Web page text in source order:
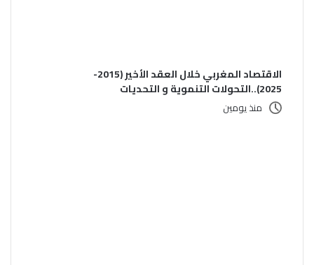
الاقتصاد المغربي خلال العقد الأخير (2015-
2025)..التحولات التنموية و التحديات
منذ يومين